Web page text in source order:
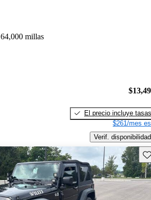
64,000 millas
El precio incluye tasas
$261/mes
Verif. disponibilidad